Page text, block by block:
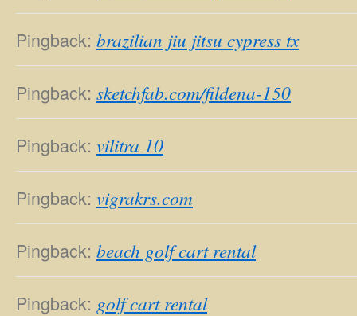
Pingback: brazilian jiu jitsu cypress tx
Pingback: sketchfab.com/fildena-150
Pingback: vilitra 10
Pingback: vigrakrs.com
Pingback: beach golf cart rental
Pingback: golf cart rental